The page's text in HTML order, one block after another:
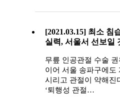
[2021.03.15] 최소
실력, 서울서 선보일
무릎 인공관절 수술
이어 서울 송파구에도
시리고 관절이 약해진
‘퇴행성 관절…